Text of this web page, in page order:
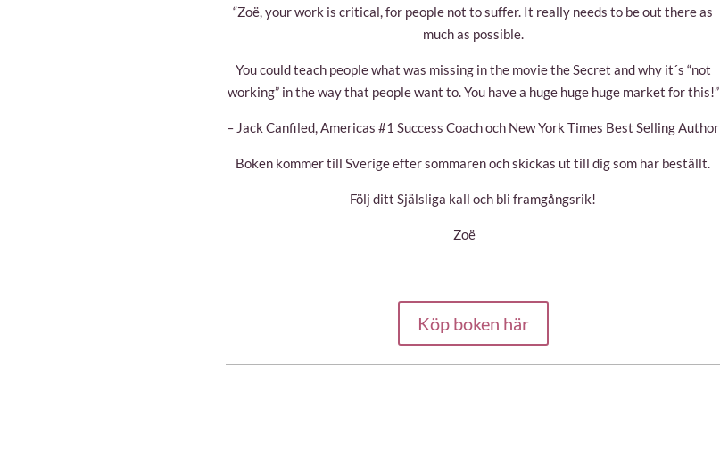
“Zoë, your work is critical, for people not to suffer. It really needs to be out there as
much as possible.
You could teach people what was missing in the movie the Secret and why it´s “not
working” in the way that people want to. You have a huge huge huge market for this!”
– Jack Canfiled, Americas #1 Success Coach och New York Times Best Selling Author
Boken kommer till Sverige efter sommaren och skickas ut till dig som har beställt.
Följ ditt Själsliga kall och bli framgångsrik!
Zoë
Köp boken här